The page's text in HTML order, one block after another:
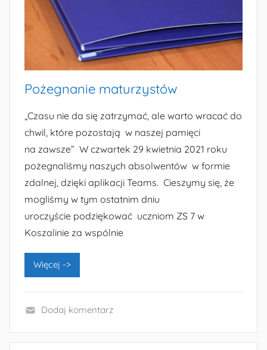
Pożegnanie maturzystów
„Czasu nie da się zatrzymać, ale warto wracać do
chwil, które pozostają w naszej pamięci
na zawsze” W czwartek 29 kwietnia 2021 roku
pożegnaliśmy naszych absolwentów w formie
zdalnej, dzięki aplikacji Teams. Cieszymy się, że
mogliśmy w tym ostatnim dniu
uroczyście podziękować uczniom ZS 7 w
Koszalinie za wspólnie
Więcej ->
e
Dodaj komentarz